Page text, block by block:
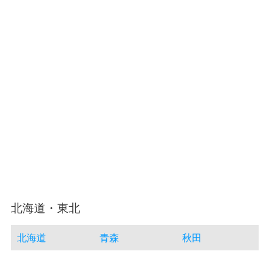
北海道・東北
北海道 青森 秋田